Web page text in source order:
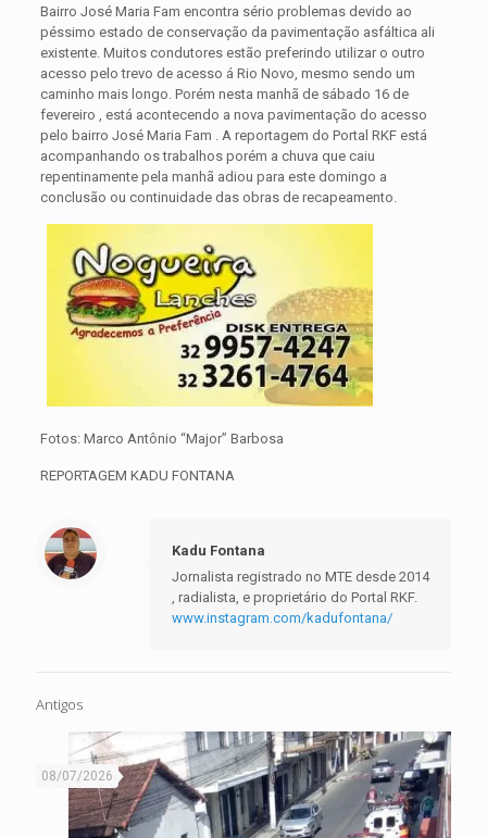
Bairro José Maria Fam encontra sério problemas devido ao
péssimo estado de conservação da pavimentação asfáltica ali
existente. Muitos condutores estão preferindo utilizar o outro
acesso pelotrevo de acesso á Rio Novo, mesmo sendo um
caminho mais longo. Porém nesta manhã de sábado 16 de
fevereiro , está acontecendo a nova pavimentação do acesso
pelo bairro José Maria Fam . A reportagem do Portal RKF está
acompanhando os trabalhos porém a chuva que caiu
repentinamente pela manhã adiou para este domingo a
conclusão ou continuidade das obras de recapeamento.
Fotos: Marco Antônio “Major” Barbosa
REPORTAGEM KADU FONTANA
Kadu Fontana
Jornalista registrado no MTE desde 2014
, radialista, e proprietário do Portal RKF.
www.instagram.com/kadufontana/
Antigos
08/07/2026